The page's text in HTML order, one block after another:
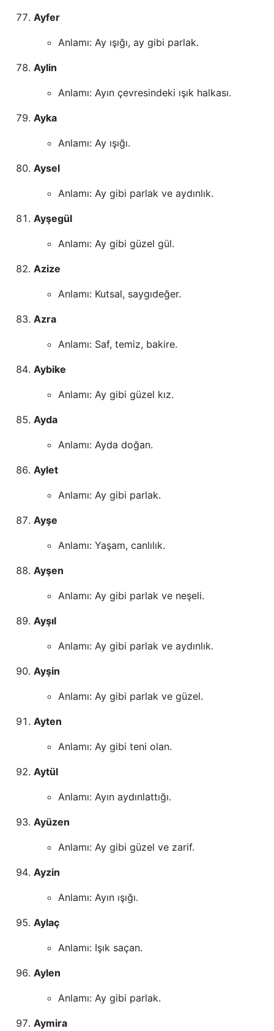
Ayfer
Anlamı: Ay ışığı, ay gibi parlak.
Aylin
Anlamı: Ayın çevresindeki ışık halkası.
Ayka
Anlamı: Ay ışığı.
Aysel
Anlamı: Ay gibi parlak ve aydınlık.
Ayşegül
Anlamı: Ay gibi güzel gül.
Azize
Anlamı: Kutsal, saygıdeğer.
Azra
Anlamı: Saf, temiz, bakire.
Aybike
Anlamı: Ay gibi güzel kız.
Ayda
Anlamı: Ayda doğan.
Aylet
Anlamı: Ay gibi parlak.
Ayşe
Anlamı: Yaşam, canlılık.
Ayşen
Anlamı: Ay gibi parlak ve neşeli.
Ayşıl
Anlamı: Ay gibi parlak ve aydınlık.
Ayşin
Anlamı: Ay gibi parlak ve güzel.
Ayten
Anlamı: Ay gibi teni olan.
Aytül
Anlamı: Ayın aydınlattığı.
Ayüzen
Anlamı: Ay gibi güzel ve zarif.
Ayzin
Anlamı: Ayın ışığı.
Aylaç
Anlamı: Işık saçan.
Aylen
Anlamı: Ay gibi parlak.
Aymira